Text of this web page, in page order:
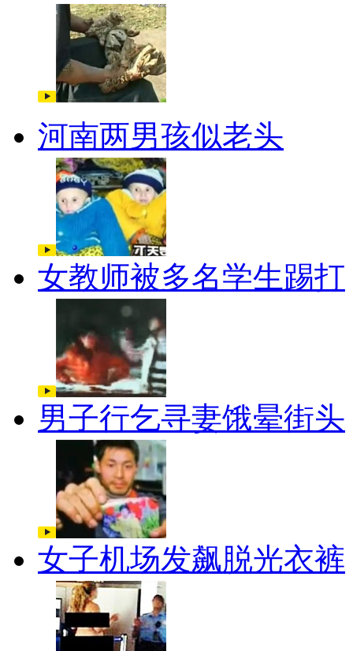
河南两男孩似老头
女教师被多名学生踢打
男子行乞寻妻饿晕街头
女子机场发飙脱光衣裤